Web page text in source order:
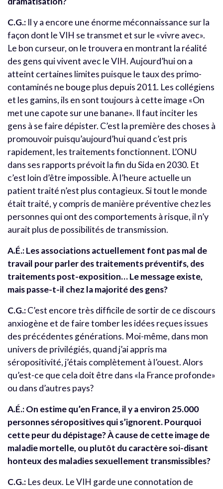
C.G.: Il y a encore une énorme méconnaissance sur la
façon dont le VIH se transmet et sur le «vivre avec».
Le bon curseur, on le trouvera en montrant la réalité
des gens qui vivent avec le VIH. Aujourd’hui on a
atteint certaines limites puisque le taux des primo-
contaminés ne bouge plus depuis 2011. Les collégiens
et les gamins, ils en sont toujours à cette image «On
met une capote sur une banane». Il faut inciter les
gens à se faire dépister. C’est la première des choses à
promouvoir puisqu’aujourd’hui quand c’est pris
rapidement, les traitements fonctionnent. L’ONU
dans ses rapports prévoit la fin du Sida en 2030. Et
c’est loin d’être impossible. À l’heure actuelle un
patient traité n’est plus contagieux. Si tout le monde
était traité, y compris de manière préventive chez les
personnes qui ont des comportements à risque, il n’y
aurait plus de possibilités de transmission.
A.É.: Les associations actuellement font pas mal de
travail pour parler des traitements préventifs, des
traitements post-exposition… Le message existe,
mais passe-t-il chez la majorité des gens?
C.G.:C’est encore très difficile de sortir de ce discours
anxiogène et de faire tomber les idées reçues issues
des précédentes générations. Moi-même, dans mon
univers de privilégiés, quand j’ai appris ma
séropositivité, j’étais complètement à l’ouest. Alors
qu’est-ce que cela doit être dans «la France profonde»
ou dans d’autres pays?
A.É.: On estime qu’en France, il y a environ 25.000
personnes séropositives qui s’ignorent. Pourquoi
cette peur du dépistage? À cause de cette image de
maladie mortelle, ou plutôt du caractère soi-disant
honteux des maladies sexuellement transmissibles?
C.G.: Les deux. Le VIH garde une connotation de